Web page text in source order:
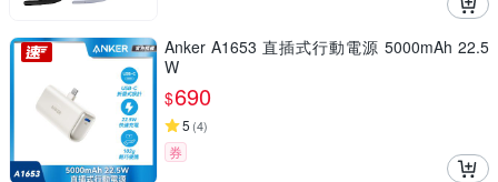
Anker A1653 直插式行動電源 5000mAh 22.5
W
$690
5 (4)
券